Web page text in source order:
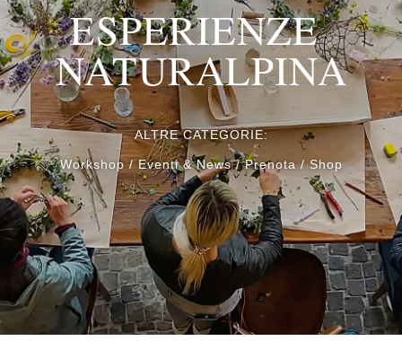
ESPERIENZE
NATURALPINA
ALTRE CATEGORIE:
Workshop/Eventi & News/Prenota/Shop